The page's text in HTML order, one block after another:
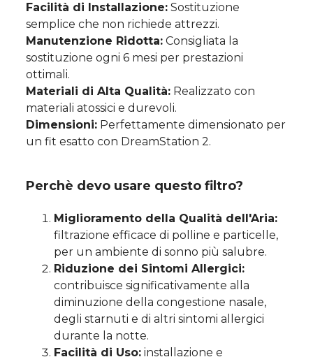
Facilità di Installazione: Sostituzione
semplice che non richiede attrezzi.
Manutenzione Ridotta: Consigliata la
sostituzione ogni 6 mesi per prestazioni
ottimali.
Materiali di Alta Qualità: Realizzato con
materiali atossici e durevoli.
Dimensioni: Perfettamente dimensionato per
un fit esatto con DreamStation 2.
Perchè devo usare questo filtro?
Miglioramento della Qualità dell'Aria:
filtrazione efficace di polline e particelle,
per un ambiente di sonno più salubre.
Riduzione dei Sintomi Allergici:
contribuisce significativamente alla
diminuzione della congestione nasale,
degli starnuti e di altri sintomi allergici
durante la notte.
Facilità di Uso: installazione e